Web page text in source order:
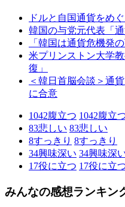
ドルと自国通貨をめ
韓国の与党元代表「
「韓国は通貨危機発
米プリンストン大学
復」
＜韓日首脳会談＞通
に合意
1042腹立つ 1042腹立
83悲しい 83悲しい
8すっきり 8すっきり
34興味深い 34興味深
17役に立つ 17役に立
みんなの感想ランキン